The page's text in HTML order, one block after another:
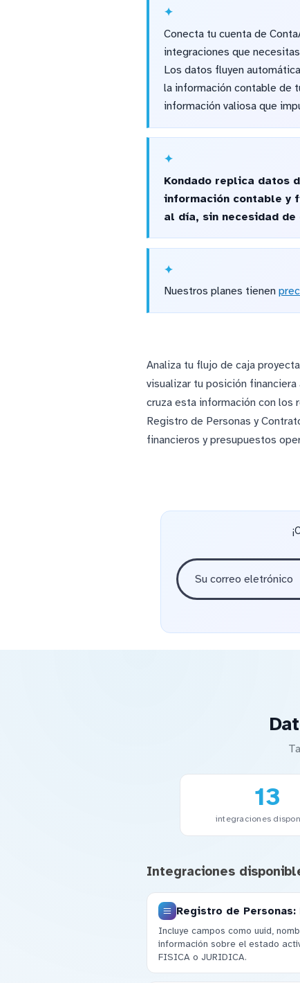
Conecta tu cuenta de
integraciones que
Los datos fluyen
la información contable de
información valiosa que
Kondado replica datos
información contable y
al día, sin necesidad
Nuestros planes tienen
Analiza tu flujo de caja
visualizar tu posición
cruza esta información con los
Registro de Personas y
financieros y presupuestos
13
integraciones
Integraciones
Registro de
Incluye campos como uuid,
información sobre el estado
FISICA o JURIDICA.